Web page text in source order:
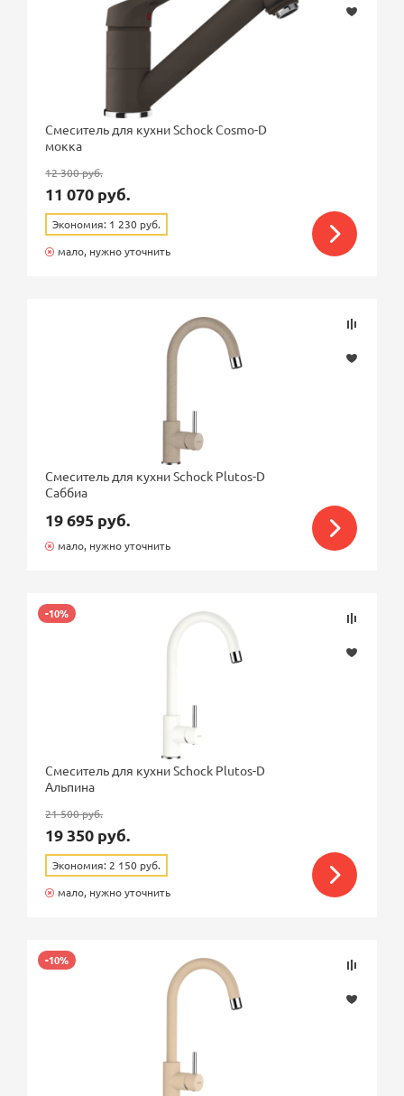
Смеситель для кухни Schock Cosmo-D
мокка
12 300 руб.
11 070 руб.
Экономия: 1 230 руб.
мало, нужно уточнить
Смеситель для кухни Schock Plutos-D
Саббиа
19 695 руб.
мало, нужно уточнить
-10%
Смеситель для кухни Schock Plutos-D
Альпина
21 500 руб.
19 350 руб.
Экономия: 2 150 руб.
мало, нужно уточнить
-10%